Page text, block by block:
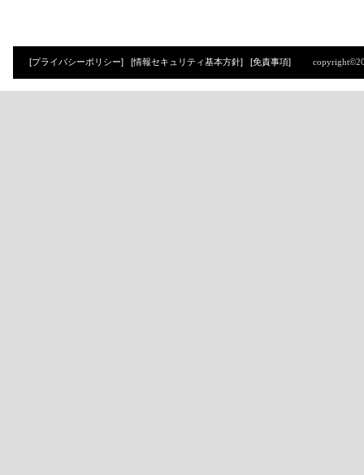
[プライバシーポリシー] [情報セキュリティ基本方針] [免責事項]